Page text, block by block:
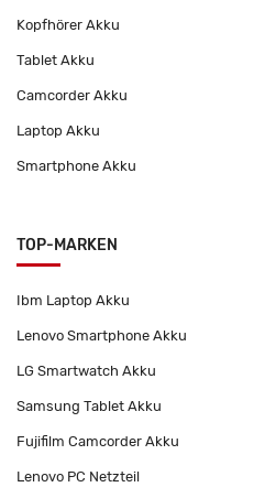
Kopfhörer Akku
Tablet Akku
Camcorder Akku
Laptop Akku
Smartphone Akku
TOP-MARKEN
Ibm Laptop Akku
Lenovo Smartphone Akku
LG Smartwatch Akku
Samsung Tablet Akku
Fujifilm Camcorder Akku
Lenovo PC Netzteil